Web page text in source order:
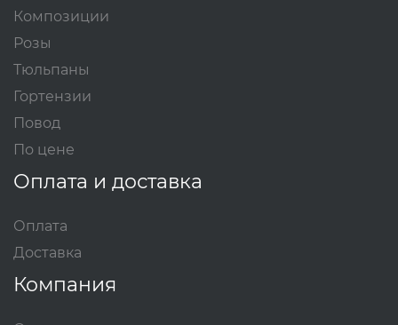
Композиции
Розы
Тюльпаны
Гортензии
Повод
По цене
Оплата и доставка
Оплата
Доставка
Компания